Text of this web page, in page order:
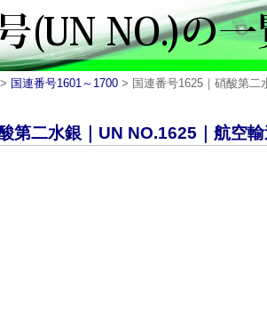
> 国連番号1601～1700 > 国連番号1625｜硝酸第二
第二水銀｜UN NO.1625｜航空